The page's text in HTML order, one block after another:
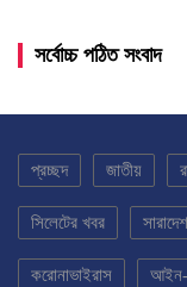
সর্বোচ্চ পঠিত সংবাদ
প্রচ্ছদ জাতীয়
সিলেটের খবর সারাদেশ
করোনাভাইরাস